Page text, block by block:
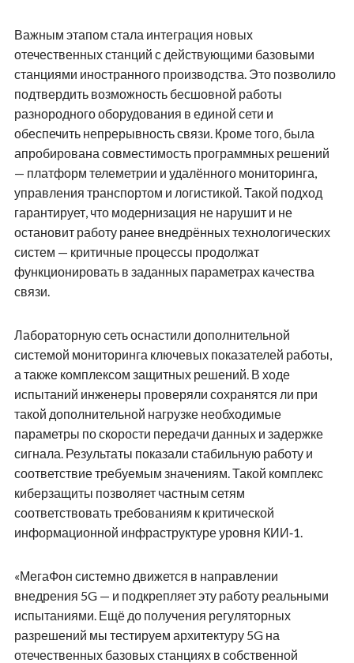
Важным этапом стала интеграция новых
отечественных станций с действующими базовыми
станциями иностранного производства. Это позволило
подтвердить возможность бесшовной работы
разнородного оборудования в единой сети и
обеспечить непрерывность связи. Кроме того, была
апробирована совместимость программных решений
— платформ телеметрии и удалённого мониторинга,
управления транспортом и логистикой. Такой подход
гарантирует, что модернизация не нарушит и не
остановит работу ранее внедрённых технологических
систем — критичные процессы продолжат
функционировать в заданных параметрах качества
связи.
Лабораторную сеть оснастили дополнительной
системой мониторинга ключевых показателей работы,
а также комплексом защитных решений. В ходе
испытаний инженеры проверяли сохранятся ли при
такой дополнительной нагрузке необходимые
параметры по скорости передачи данных и задержке
сигнала. Результаты показали стабильную работу и
соответствие требуемым значениям. Такой комплекс
киберзащиты позволяет частным сетям
соответствовать требованиям к критической
информационной инфраструктуре уровня КИИ‑1.
«МегаФон системно движется в направлении
внедрения 5G — и подкрепляет эту работу реальными
испытаниями. Ещё до получения регуляторных
разрешений мы тестируем архитектуру 5G на
отечественных базовых станциях в собственной